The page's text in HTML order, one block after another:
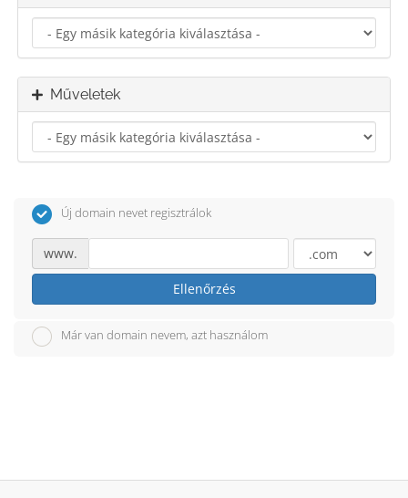
Műveletek
Új domain nevet regisztrálok
www.
Ellenőrzés
Már van domain nevem, azt használom